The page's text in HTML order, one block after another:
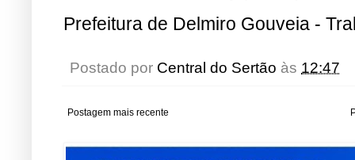
Prefeitura de Delmiro Gouveia -
Postado por Central do Sertão às 12:47
Postagem mais recente